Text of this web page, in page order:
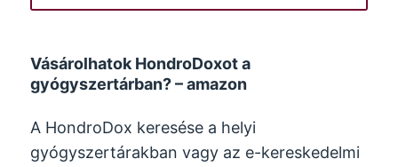
Vásárolhatok HondroDoxot a
gyógyszertárban? – amazon
A HondroDox keresése a helyi
gyógyszertárakban vagy az e-kereskedelmi